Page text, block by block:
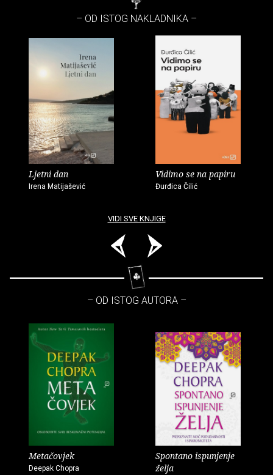
– OD ISTOG NAKLADNIKA –
Ljetni dan
Irena Matijašević
Vidimo se na papiru
Đurđica Čilić
VIDI SVE KNJIGE
– OD ISTOG AUTORA –
Metačovjek
Deepak Chopra
Spontano ispunjenje
želja